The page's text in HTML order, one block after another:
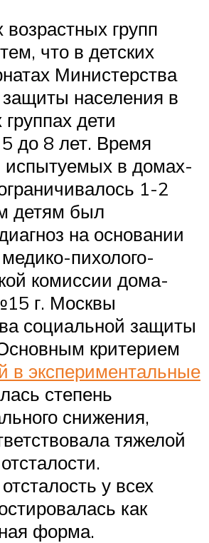
групп
что в детских
Министерства
населения в
дети
до 8 лет. Время
испытуемых в домах-
1-2
детям был
на основании
пихолого-
комиссии дома-
г. Москвы
социальной защиты
критерием
в экспериментальные
степень
снижения,
тяжелой
у всех
как
форма.